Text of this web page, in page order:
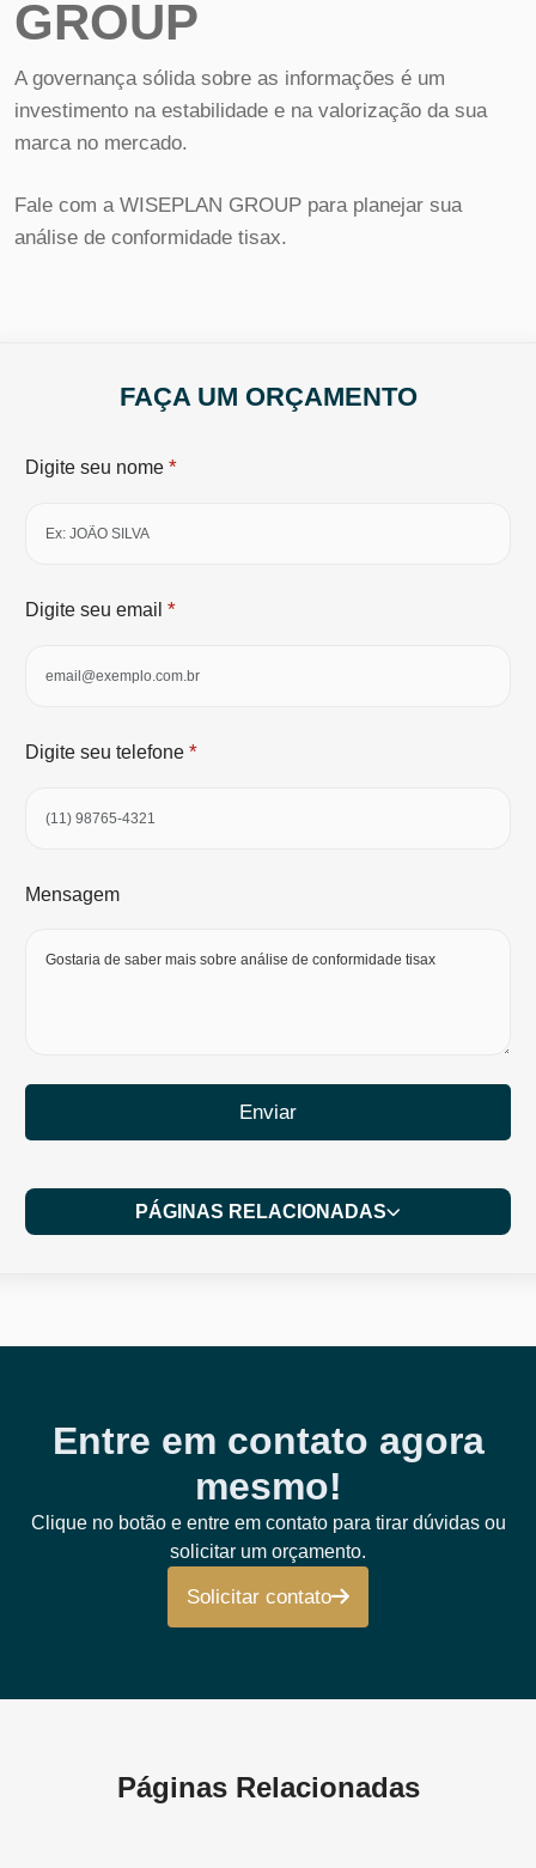
GROUP
A governança sólida sobre as informações é um
investimento na estabilidade e na valorização da sua
marca no mercado.
Fale com a WISEPLAN GROUP para planejar sua
análise de conformidade tisax.
FAÇA UM ORÇAMENTO
Digite seu nome *
Digite seu email *
Digite seu telefone *
Mensagem
Enviar
PÁGINAS RELACIONADAS
Entre em contato agora
mesmo!
Clique no botão e entre em contato para tirar dúvidas ou
solicitar um orçamento.
Solicitar contato
Páginas Relacionadas